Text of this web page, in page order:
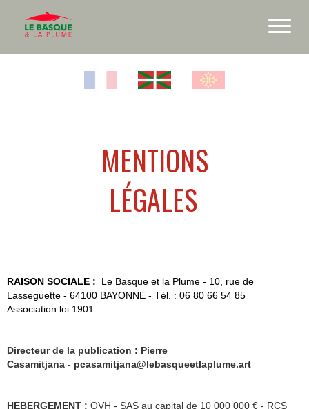
MENTIONS
LÉGALES
RAISON SOCIALE : Le Basque et la Plume - 10, rue de
Lasseguette - 64100 BAYONNE - Tél. : 06 80 66 54 85
Association loi 1901
Directeur de la publication : Pierre
Casamitjana - pcasamitjana@lebasqueetlaplume.art
HEBERGEMENT : OVH - SAS au capital de 10 000 000 € - RCS